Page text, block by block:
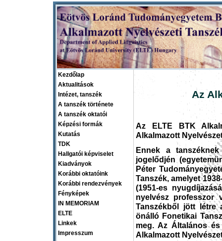
Kezdőlap
Aktualitások
Intézet, tanszék
A tanszék története
A tanszék oktatói
Képzési formák
Kutatás
TDK
Hallgatói képviselet
Kiadványok
Korábbi oktatóink
Korábbi rendezvények
Fényképek
IN MEMORIAM
ELTE
Linkek
Impresszum
Az
Az ELTE BTK
Alkalmazott
Ennek a
jogelődjén
Péter
Tanszék, amelyet
(1951-es
nyelvész professzor
Tanszékből jött létre
önálló Fonetikai
meg. Az Általános
Alkalmazott